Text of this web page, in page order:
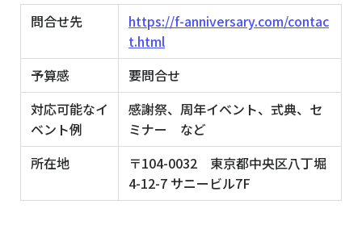
問合せ先
https://f-anniversary.com/contac
t.html
予算感
要問合せ
対応可能なイ
ベント例
感謝祭、周年イベント、式典、セ
ミナー など
所在地
〒104-0032 東京都中央区八丁堀
4-12-7 サニービル7F